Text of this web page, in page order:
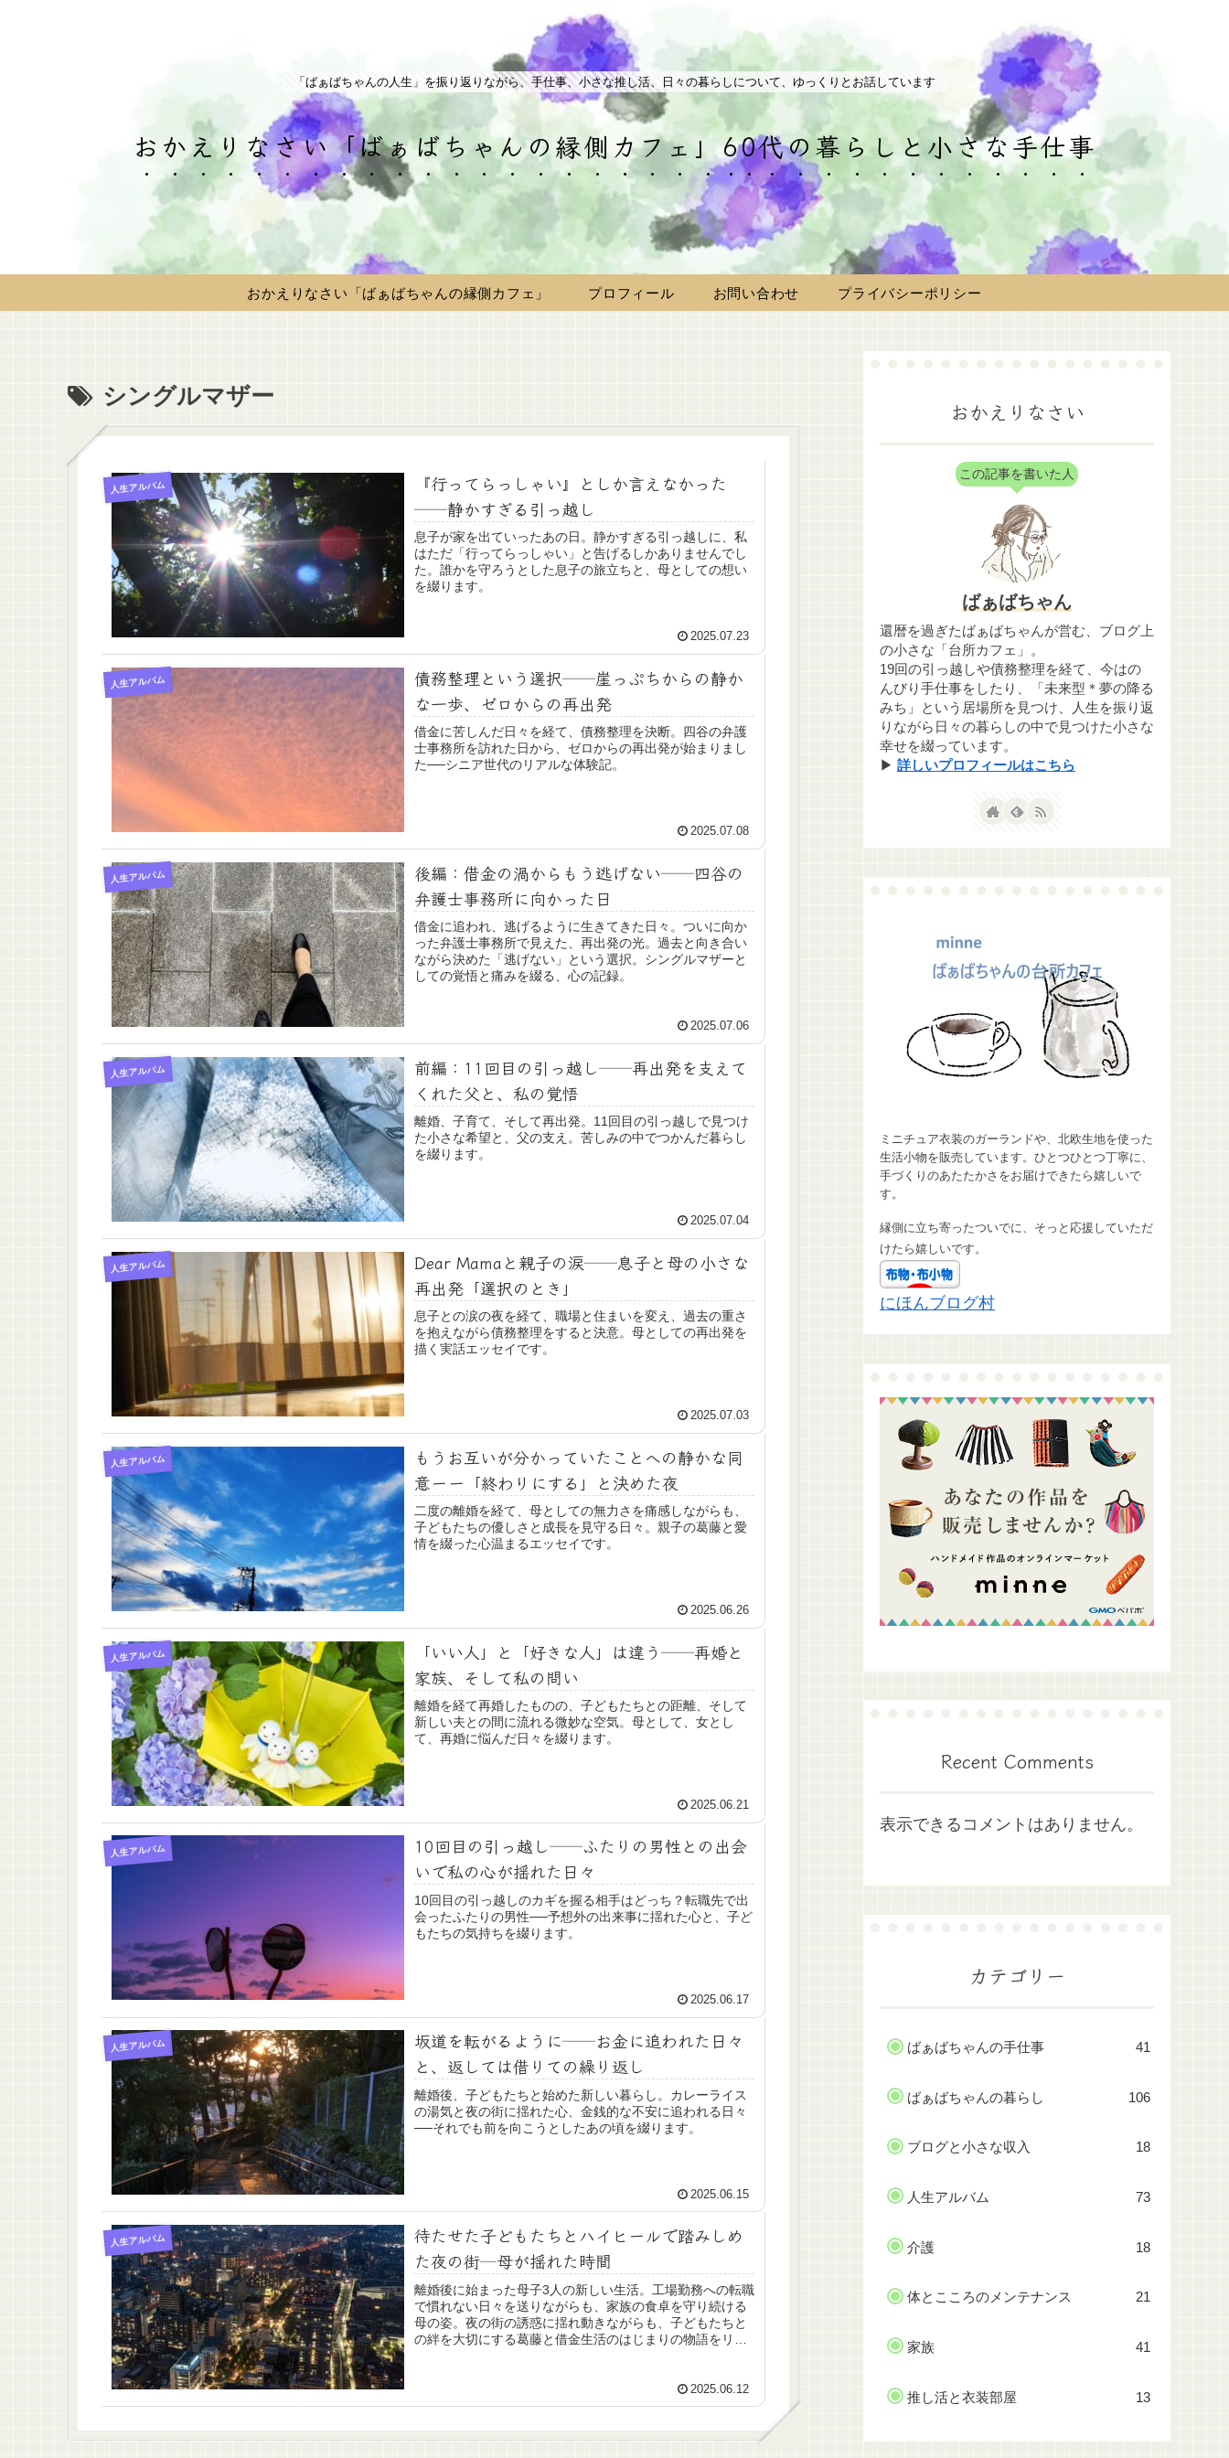
「ばぁばちゃんの人生」を振り返りながら、手仕事、小さな推し活、日々の暮らしについて、ゆっくりとお話しています
おかえりなさい「ばぁばちゃんの縁側カフェ」60代の暮らしと小さな手仕事
おかえりなさい「ばぁばちゃんの縁側カフェ」 プロフィール お問い合わせ プライバシーポリシー
シングルマザー
人生アルバム
『行ってらっしゃい』としか言えなかった
──静かすぎる引っ越し
息子が家を出ていったあの日。静かすぎる引っ越しに、私
はただ「行ってらっしゃい」と告げるしかありませんでし
た。誰かを守ろうとした息子の旅立ちと、母としての想い
を綴ります。
2025.07.23
人生アルバム
債務整理という選択──崖っぷちからの静か
な一歩、ゼロからの再出発
借金に苦しんだ日々を経て、債務整理を決断。四谷の弁護
士事務所を訪れた日から、ゼロからの再出発が始まりまし
た──シニア世代のリアルな体験記。
2025.07.08
人生アルバム
後編：借金の渦からもう逃げない──四谷の
弁護士事務所に向かった日
借金に追われ、逃げるように生きてきた日々。ついに向か
った弁護士事務所で見えた、再出発の光。過去と向き合い
ながら決めた「逃げない」という選択。シングルマザーと
しての覚悟と痛みを綴る、心の記録。
2025.07.06
人生アルバム
前編：11回目の引っ越し──再出発を支えて
くれた父と、私の覚悟
離婚、子育て、そして再出発。11回目の引っ越しで見つけ
た小さな希望と、父の支え。苦しみの中でつかんだ暮らし
を綴ります。
2025.07.04
人生アルバム
Dear Mamaと親子の涙──息子と母の小さな
再出発「選択のとき」
息子との涙の夜を経て、職場と住まいを変え、過去の重さ
を抱えながら債務整理をすると決意。母としての再出発を
描く実話エッセイです。
2025.07.03
人生アルバム
もうお互いが分かっていたことへの静かな同
意ーー「終わりにする」と決めた夜
二度の離婚を経て、母としての無力さを痛感しながらも、
子どもたちの優しさと成長を見守る日々。親子の葛藤と愛
情を綴った心温まるエッセイです。
2025.06.26
人生アルバム
「いい人」と「好きな人」は違う──再婚と
家族、そして私の問い
離婚を経て再婚したものの、子どもたちとの距離、そして
新しい夫との間に流れる微妙な空気。母として、女とし
て、再婚に悩んだ日々を綴ります。
2025.06.21
人生アルバム
10回目の引っ越し──ふたりの男性との出会
いで私の心が揺れた日々
10回目の引っ越しのカギを握る相手はどっち？転職先で出
会ったふたりの男性──予想外の出来事に揺れた心と、子ど
もたちの気持ちを綴ります。
2025.06.17
人生アルバム
坂道を転がるように──お金に追われた日々
と、返しては借りての繰り返し
離婚後、子どもたちと始めた新しい暮らし。カレーライス
の湯気と夜の街に揺れた心、金銭的な不安に追われる日々
──それでも前を向こうとしたあの頃を綴ります。
2025.06.15
人生アルバム
待たせた子どもたちとハイヒールで踏みしめ
た夜の街─母が揺れた時間
離婚後に始まった母子3人の新しい生活。工場勤務への転職
で慣れない日々を送りながらも、家族の食卓を守り続ける
母の姿。夜の街の誘惑に揺れ動きながらも、子どもたちと
の絆を大切にする葛藤と借金生活のはじまりの物語をリア
2025.06.12
おかえりなさい
この記事を書いた人
ばぁばちゃん
還暦を過ぎたばぁばちゃんが営む、ブログ上
の小さな「台所カフェ」。
19回の引っ越しや債務整理を経て、今はの
んびり手仕事をしたり、「未来型＊夢の降る
みち」という居場所を見つけ、人生を振り返
りながら日々の暮らしの中で見つけた小さな
幸せを綴っています。
▶ 詳しいプロフィールはこちら
ミニチュア衣装のガーランドや、北欧生地を使った
生活小物を販売しています。ひとつひとつ丁寧に、
手づくりのあたたかさをお届けできたら嬉しいで
す。
縁側に立ち寄ったついでに、そっと応援していただ
けたら嬉しいです。
にほんブログ村
Recent Comments
表示できるコメントはありません。
カテゴリー
ばぁばちゃんの手仕事 41
ばぁばちゃんの暮らし 106
ブログと小さな収入 18
人生アルバム 73
介護 18
体とこころのメンテナンス 21
家族 41
推し活と衣装部屋 13